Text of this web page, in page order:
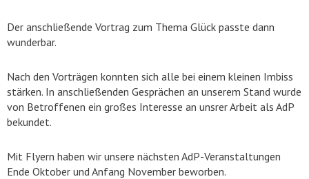
Der anschließende Vortrag zum Thema Glück passte dann
wunderbar.
Nach den Vorträgen konnten sich alle bei einem kleinen Imbiss
stärken. In anschließenden Gesprächen an unserem Stand wurde
von Betroffenen ein großes Interesse an unsrer Arbeit als AdP
bekundet.
Mit Flyern haben wir unsere nächsten AdP-Veranstaltungen
Ende Oktober und Anfang November beworben.